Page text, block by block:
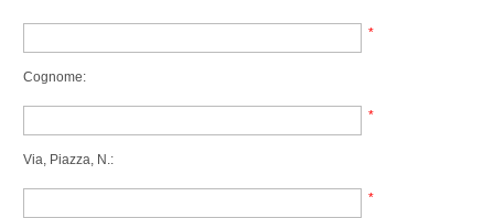
*
Cognome:
*
Via, Piazza, N.:
*